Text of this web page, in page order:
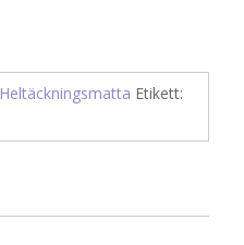
Heltäckningsmatta Etikett: